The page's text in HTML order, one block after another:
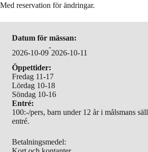
Med reservation för ändringar.
Datum för mässan:
2026-10-09
-
2026-10-11
Öppettider:
Fredag 11-17
Lördag 10-18
Söndag 10-16
Entré:
100:-/pers, barn under 12 år i målsmans
entré.
Betalningsmedel: